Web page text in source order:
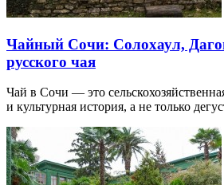
Чайный Сочи: Солохаул,
русского чая
Чай в Сочи — это
и культурная история, а не только